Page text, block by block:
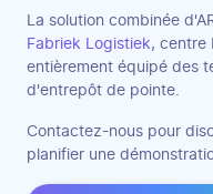
La solution combinée
Fabriek Logistiek, centre
entièrement équipé des
d'entrepôt de pointe.
Contactez-nous pour
planifier une